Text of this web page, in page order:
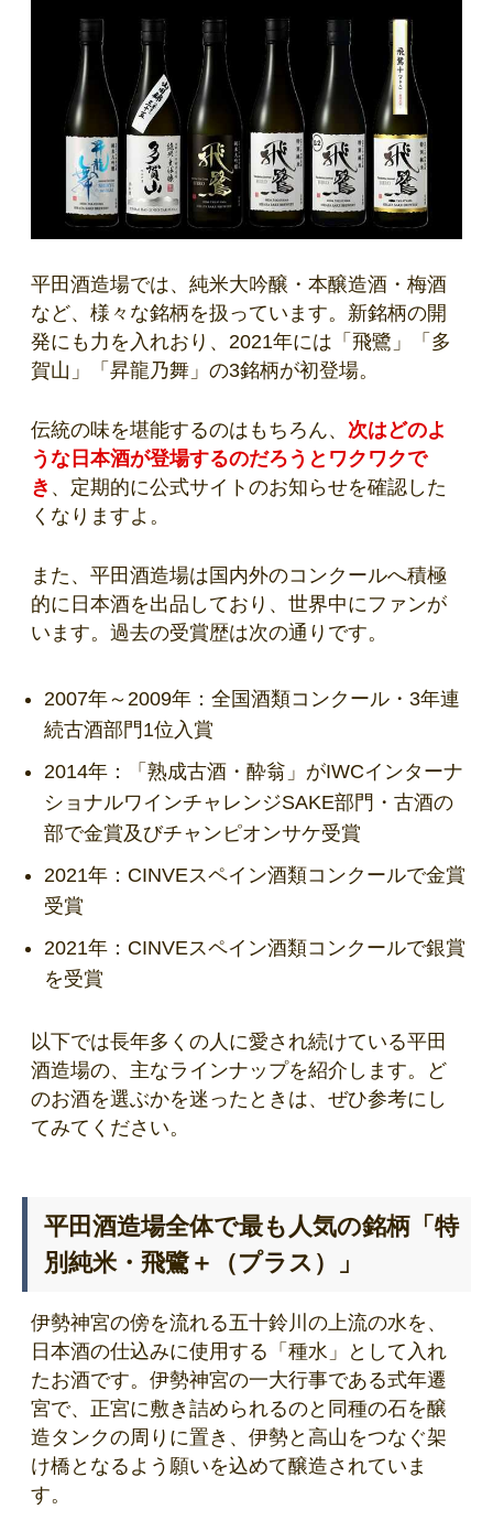
平田酒造場では、純米大吟醸・本醸造酒・梅酒
など、様々な銘柄を扱っています。新銘柄の開
発にも力を入れおり、2021年には「飛鷺」「多
賀山」「昇龍乃舞」の3銘柄が初登場。
伝統の味を堪能するのはもちろん、 次はどのよ
うな日本酒が登場するのだろうとワクワクで
き 、定期的に公式サイトのお知らせを確認した
くなりますよ。
また、平田酒造場は国内外のコンクールへ積極
的に日本酒を出品しており、世界中にファンが
います。過去の受賞歴は次の通りです。
2007年～2009年：全国酒類コンクール・3年連
続古酒部門1位入賞
2014年：「熟成古酒・酔翁」がIWCインターナ
ショナルワインチャレンジSAKE部門・古酒の
部で金賞及びチャンピオンサケ受賞
2021年：CINVEスペイン酒類コンクールで金賞
受賞
2021年：CINVEスペイン酒類コンクールで銀賞
を受賞
以下では長年多くの人に愛され続けている平田
酒造場の、主なラインナップを紹介します。ど
のお酒を選ぶかを迷ったときは、ぜひ参考にし
てみてください。
平田酒造場全体で最も人気の銘柄「特
別純米・飛鷺＋（プラス）」
伊勢神宮の傍を流れる五十鈴川の上流の水を、
日本酒の仕込みに使用する「種水」として入れ
たお酒です。伊勢神宮の一大行事である式年遷
宮で、正宮に敷き詰められるのと同種の石を醸
造タンクの周りに置き、伊勢と高山をつなぐ架
け橋となるよう願いを込めて醸造されていま
す。